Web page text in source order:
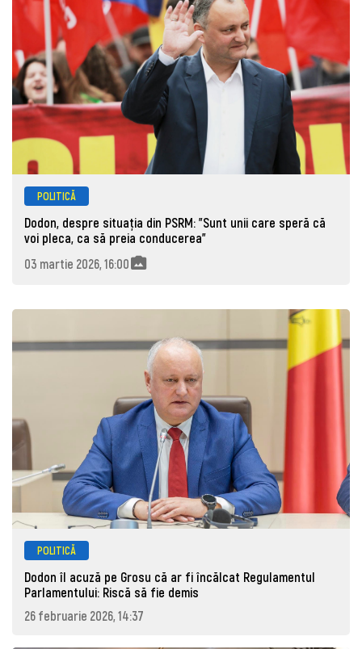
POLITICĂ
Dodon, despre situația din PSRM: ”Sunt unii care speră că
voi pleca, ca să preia conducerea”
03 martie 2026, 16:00
POLITICĂ
Dodon îl acuză pe Grosu că ar fi încălcat Regulamentul
Parlamentului: Riscă să fie demis
26 februarie 2026, 14:37